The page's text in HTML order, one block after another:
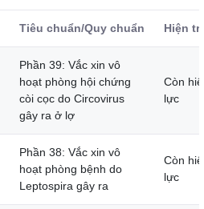
Tiêu chuẩn/Quy chuẩn Hiện
Phần 39: Vắc xin vô
hoạt phòng hội chứng
còi cọc do Circovirus
gây ra ở lợ
Còn
lực
Phần 38: Vắc xin vô
hoạt phòng bệnh do
Leptospira gây ra
Còn
lực